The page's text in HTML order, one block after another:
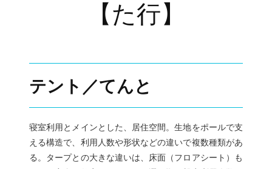
【た行】
テント／てんと
寝室利用とメインとした、居住空間。生地をポールで支
える構造で、利用人数や形状などの違いで複数種類があ
る。タープとの大きな違いは、床面（フロアシート）も